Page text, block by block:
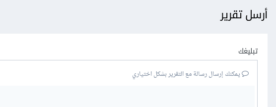
أرسل تقرير
تبليغك
يمكنك إرسال رسالة مع التقرير بشكل اختياري